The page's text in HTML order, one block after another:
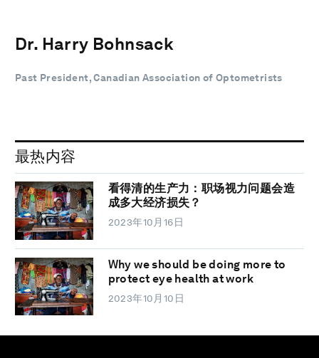
Dr. Harry Bohnsack
Past President, Canadian Association of Optometrists
最热内容
看得清的生产力：职场视力问题会造
成多大经济损失？
2023年10月16日
Why we should be doing more to
protect eye health at work
2023年10月10日